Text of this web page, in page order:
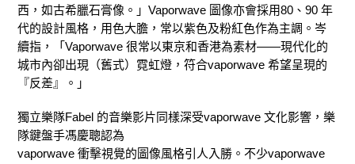
西，如古希臘石膏像。」Vaporwave 圖像亦會採用80、90 年
代的設計風格，用色大膽，常以紫色及粉紅色作為主調。岑
續指，「Vaporwave 很常以東京和香港為素材——現代化的
城市內卻出現（舊式）霓虹燈，符合vaporwave 希望呈現的
『反差』。」
獨立樂隊Fabel 的音樂影片同樣深受vaporwave 文化影響，樂
隊鍵盤手馮慶聰認為
vaporwave 衝擊視覺的圖像風格引人入勝。不少vaporwave